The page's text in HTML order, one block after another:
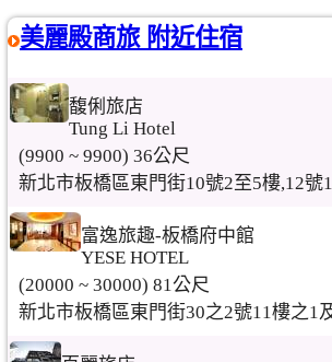
美麗殿商旅 附近住宿
馥俐旅店
Tung Li Hotel
(9900 ~ 9900) 36公尺
新北市板橋區東門街10號2至5樓,12號
富逸旅趣-板橋府中館
YESE HOTEL
(20000 ~ 30000) 81公尺
新北市板橋區東門街30之2號11樓之1